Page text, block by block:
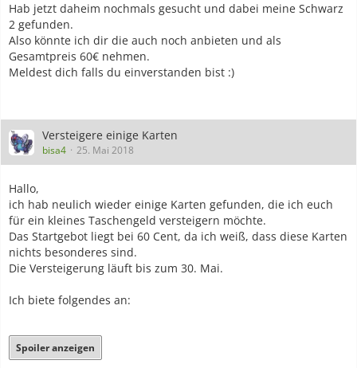
Hab jetzt daheim nochmals gesucht und dabei meine Schwarz
2 gefunden.
Also könnte ich dir die auch noch anbieten und als
Gesamtpreis 60€ nehmen.
Meldest dich falls du einverstanden bist :)
Versteigere einige Karten
bisa4 25. Mai 2018
Hallo,
ich hab neulich wieder einige Karten gefunden, die ich euch
für ein kleines Taschengeld versteigern möchte.
Das Startgebot liegt bei 60 Cent, da ich weiß, dass diese Karten
nichts besonderes sind.
Die Versteigerung läuft bis zum 30. Mai.
Ich biete folgendes an:
Spoiler anzeigen